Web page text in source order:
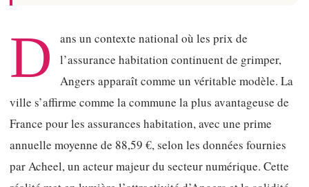
D
ans un contexte national où les prix de
l’assurance habitation continuent de grimper,
Angers apparaît comme un véritable modèle. La
ville s’affirme comme la commune la plus avantageuse de
France pour les assurances habitation, avec une prime
annuelle moyenne de 88,59 €, selon les données fournies
par Acheel, un acteur majeur du secteur numérique. Cette